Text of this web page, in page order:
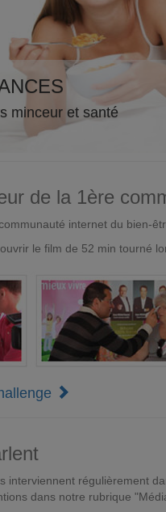
minceur et santé
de la 1ère
internet du bien-
le film de 52 min tourné
interviennent régulièrement
dans notre rubrique